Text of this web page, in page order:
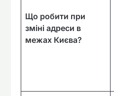
Що робити при
зміні адреси в
межах Києва?